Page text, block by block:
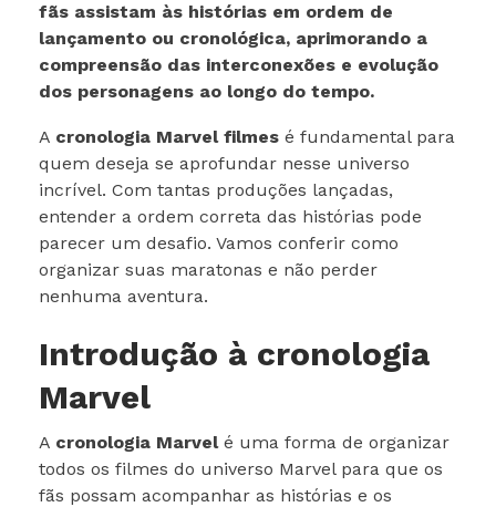
fãs assistam às histórias em ordem de
lançamento ou cronológica, aprimorando a
compreensão das interconexões e evolução
dos personagens ao longo do tempo.
A cronologia Marvel filmes é fundamental para
quem deseja se aprofundar nesse universo
incrível. Com tantas produções lançadas,
entender a ordem correta das histórias pode
parecer um desafio. Vamos conferir como
organizar suas maratonas e não perder
nenhuma aventura.
Introdução à cronologia
Marvel
A cronologia Marvelé uma forma de organizar
todos os filmes do universo Marvel para que os
fãs possam acompanhar as histórias e os